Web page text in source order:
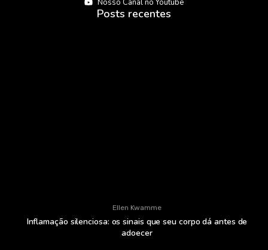
Posts recentes
Ellen Kwamme
Inflamação silenciosa: os sinais que seu corpo dá antes de
adoecer